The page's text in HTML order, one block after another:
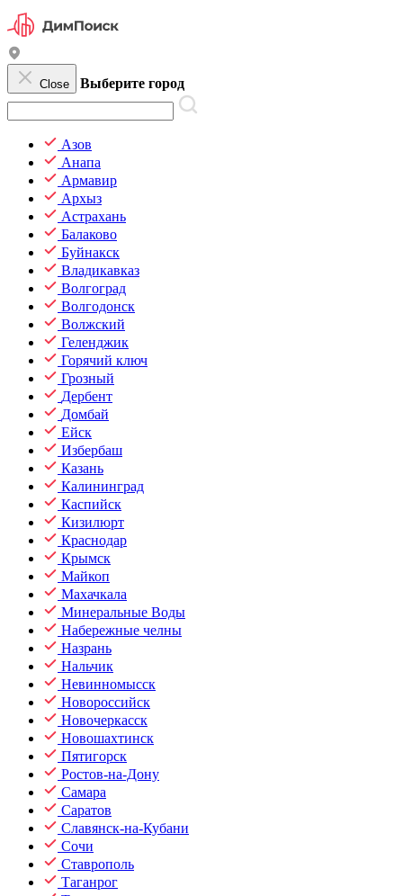
Close Выберите город
Азов
Анапа
Армавир
Архыз
Астрахань
Балаково
Буйнакск
Владикавказ
Волгоград
Волгодонск
Волжский
Геленджик
Горячий ключ
Грозный
Дербент
Домбай
Ейск
Избербаш
Казань
Калининград
Каспийск
Кизилюрт
Краснодар
Крымск
Майкоп
Махачкала
Минеральные Воды
Набережные челны
Назрань
Нальчик
Невинномысск
Новороссийск
Новочеркасск
Новошахтинск
Пятигорск
Ростов-на-Дону
Самара
Саратов
Славянск-на-Кубани
Сочи
Ставрополь
Таганрог